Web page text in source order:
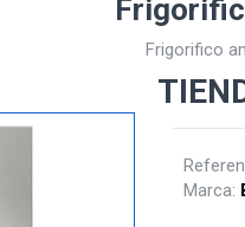
Frigorifico
Marca: